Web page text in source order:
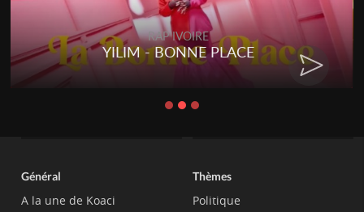
RAP IVOIRE
YILIM - BONNE PLACE
Général
A la une de Koaci
Thèmes
Politique